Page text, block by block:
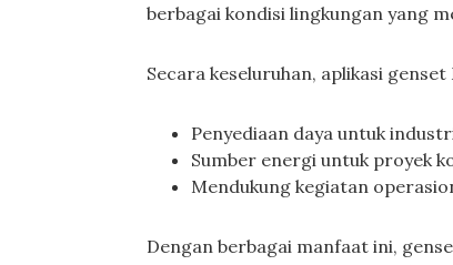
berbagai kondisi lingkungan yang
Secara keseluruhan, aplikasi
Penyediaan daya untuk
Sumber energi untuk proyek
Mendukung kegiatan
Dengan berbagai manfaat ini,